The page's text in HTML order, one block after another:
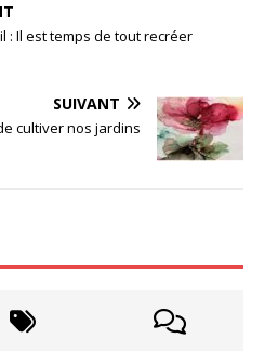
: Il est temps de tout recréer
SUIVANT
cultiver nos jardins